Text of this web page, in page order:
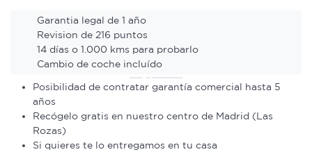
Garantia legal de 1 año
Revision de 216 puntos
14 días o 1.000 kms para probarlo
Cambio de coche incluído
Posibilidad de contratar garantía comercial hasta 5
años
Recógelo gratis en nuestro centro de Madrid (Las
Rozas)
Si quieres te lo entregamos en tu casa